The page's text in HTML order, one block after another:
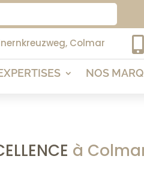
Colmar 
NOS
à